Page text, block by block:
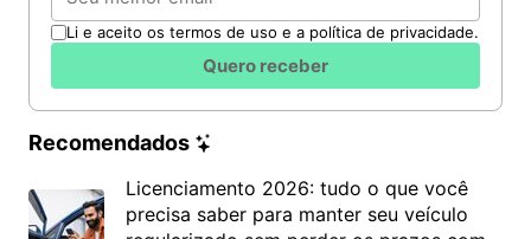
Li e aceito os termos de uso e a política de privacidade.
Quero receber
Recomendados
Licenciamento 2026: tudo o que você
precisa saber para manter seu veículo